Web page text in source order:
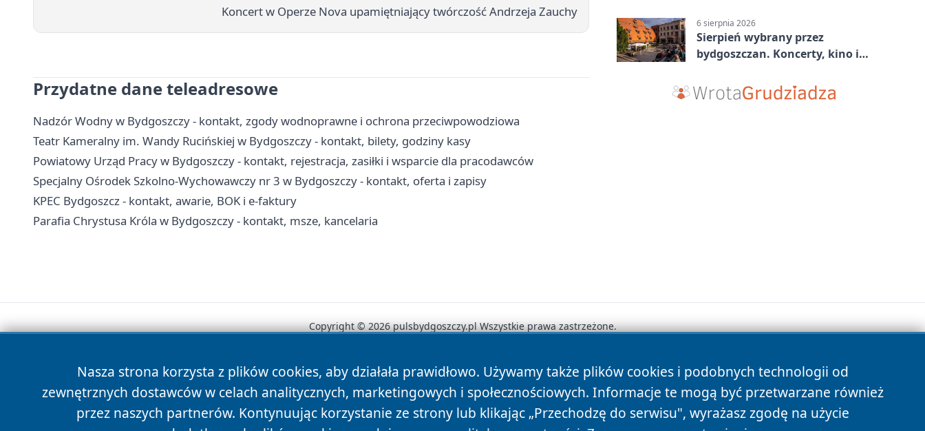
Koncert w Operze Nova upamiętniający twórczość Andrzeja Zauchy
Przydatne dane teleadresowe
Nadzór Wodny w Bydgoszczy - kontakt, zgody wodnoprawne i ochrona przeciwpowodziowa
Teatr Kameralny im. Wandy Rucińskiej w Bydgoszczy - kontakt, bilety, godziny kasy
Powiatowy Urząd Pracy w Bydgoszczy - kontakt, rejestracja, zasiłki i wsparcie dla pracodawców
Specjalny Ośrodek Szkolno-Wychowawczy nr 3 w Bydgoszczy - kontakt, oferta i zapisy
KPEC Bydgoszcz - kontakt, awarie, BOK i e-faktury
Parafia Chrystusa Króla w Bydgoszczy - kontakt, msze, kancelaria
6 sierpnia 2026
Sierpień wybrany przez
bydgoszczan. Koncerty, kino i
Nasza strona korzysta z plików cookies, aby działała prawidłowo. Używamy także plików cookies i podobnych technologii od
zewnętrznych dostawców w celach analitycznych, marketingowych i społecznościowych. Informacje te mogą być przetwarzane również
przez naszych partnerów. Kontynuując korzystanie ze strony lub klikając „Przechodzę do serwisu", wyrażasz zgodę na użycie
Copyright © 2026 pulsbydgoszczy.pl Wszystkie prawa zastrzeżone.
News Autorzy Polityka Prywatności Polityka Cookies